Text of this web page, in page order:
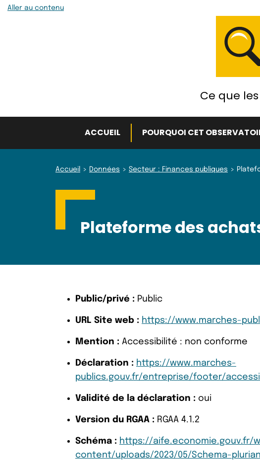
Aller au contenu
Ce que
ACCUEIL POURQUOI CET
Accueil Données Secteur : Finances publiques
Plateforme des
Public/privé : Public
URL Site web : https://www.marches-
Mention : Accessibilité : non conforme
Déclaration : https://www.marches-
publics.gouv.fr/entreprise/footer/
Validité de la déclaration : oui
Version du RGAA : RGAA 4.1.2
Schéma : https://aife.economie.gouv.fr/
content/uploads/2023/05/Schema-